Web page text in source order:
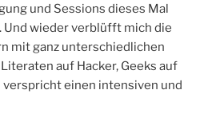
und Sessions dieses Mal
Und wieder verblüfft mich die
mit ganz unterschiedlichen
auf Hacker, Geeks auf
einen intensiven und